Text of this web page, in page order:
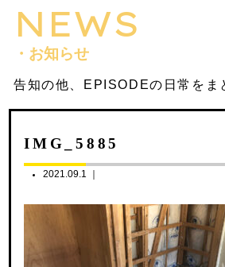
NEWS
・お知らせ
告知の他、EPISODEの日常をま
IMG_5885
2021.09.1 ｜